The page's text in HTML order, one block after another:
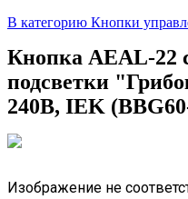
В категорию Кнопки
Кнопка AEAL-22
подсветки
240В, IEK
Изображение не